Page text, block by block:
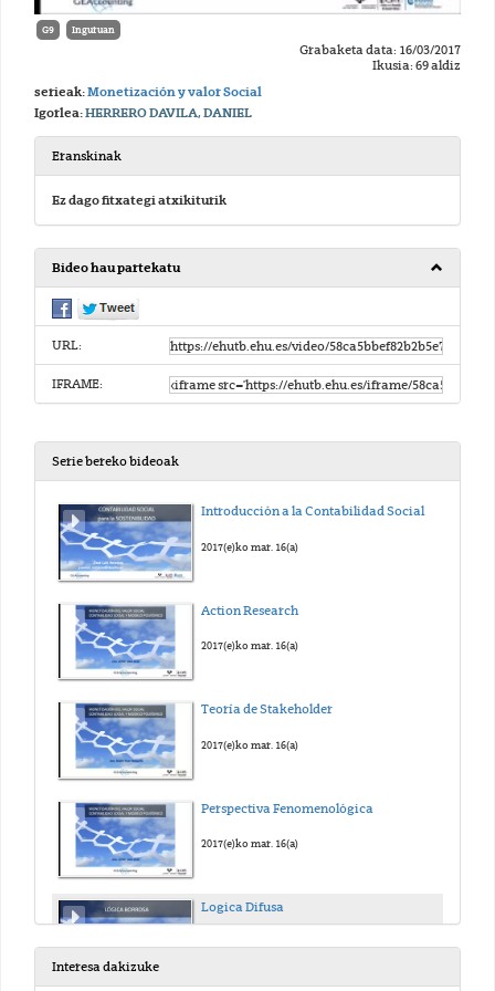
G9 Inguruan
Grabaketa data: 16/03/2017
Ikusia: 69 aldiz
serieak:Monetización y valor Social
Igorlea:HERRERO DAVILA, DANIEL
Eranskinak
Ez dago fitxategi atxikiturik
Bideo hau partekatu
URL:
IFRAME:
Serie bereko bideoak
Introducción a la Contabilidad Social
2017(e)ko mar. 16(a)
Action Research
2017(e)ko mar. 16(a)
Teoría de Stakeholder
2017(e)ko mar. 16(a)
Perspectiva Fenomenológica
2017(e)ko mar. 16(a)
Logica Difusa
Interesa dakizuke